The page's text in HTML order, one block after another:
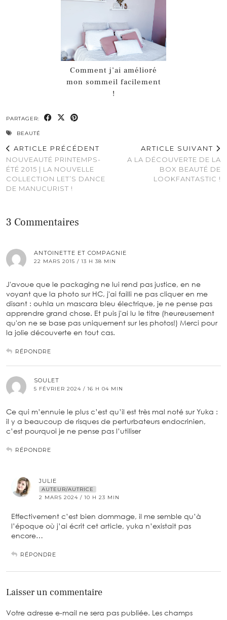
Comment j’ai amélioré
mon sommeil facilement
!
PARTAGER:
BEAUTÉ
ARTICLE PRÉCÉDENT
NOUVEAUTÉ PRINTEMPS-
ÉTÉ 2015 | LA NOUVELLE
COLLECTION LET’S DANCE
DE MANUCURIST !
ARTICLE SUIVANT
A LA DÉCOUVERTE DE LA
BOX BEAUTÉ DE
LOOKFANTASTIC !
3 Commentaires
ANTOINETTE ET COMPAGNIE
22 MARS 2015 / 13 H 38 MIN
J'avoue que le packaging ne lui rend pas justice, en ne
voyant que la photo sur HC, j'ai failli ne pas cliquer en me
disant : ouhla un mascara bleu électrique, je ne pense pas
apprendre grand chose. Et puis j'ai lu le titre (heureusement
qu'on ne se base pas uniquement sur les photos!) Merci pour
la jolie découverte en tout cas.
RÉPONDRE
SOULET
5 FÉVRIER 2024 / 16 H 04 MIN
Ce qui m’ennuie le plus c’est qu’il est très mal noté sur Yuka :
il y a beaucoup de risques de perturbateurs endocrinien,
c’est pourquoi je ne pense pas l’utiliser
RÉPONDRE
JULIE
AUTEUR/AUTRICE
2 MARS 2024 / 10 H 23 MIN
Effectivement c’est bien dommage, il me semble qu’à
l’époque où j’ai écrit cet article, yuka n’existait pas
encore…
RÉPONDRE
Laisser un commentaire
Votre adresse e-mail ne sera pas publiée. Les champs